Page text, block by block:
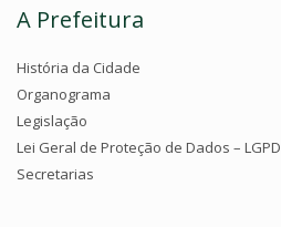
A Prefeitura
História da Cidade
Organograma
Legislação
Lei Geral de Proteção de Dados – LGPD
Secretarias